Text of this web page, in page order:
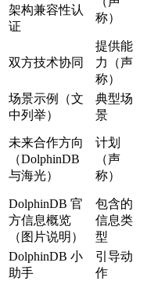
架构兼容性认
证
称）
双方技术协同
提供能
力（声
称）
场景示例（文
中列举）
典型场
景
未来合作方向
（DolphinDB
与海光）
计划
（声
称）
DolphinDB 官
方信息概览
（图片说明）
包含的
信息类
型
DolphinDB 小
助手
引导动
作